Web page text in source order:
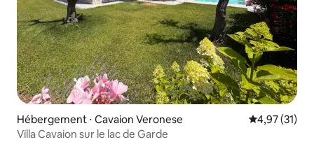
Hébergement ⋅ Cavaion Veronese Évaluation
4,97 (31)
Villa Cavaion sur le lac de Garde